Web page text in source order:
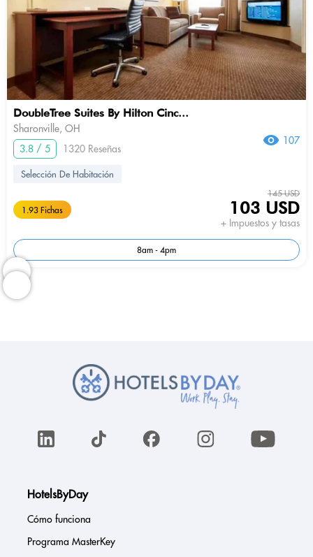
DoubleTree Suites By Hilton Cinc...
Sharonville, OH
3.8 / 5
1320 Reseñas
107
Selección De Habitación
1.93 Fichas
145 USD
103 USD
+ Impuestos y tasas
8am - 4pm
HotelsByDay
Cómo funciona
Programa MasterKey